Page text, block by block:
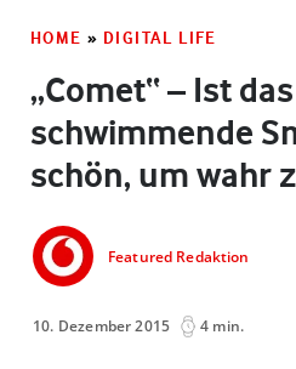
HOME » DIGITAL LIFE
„Comet“ – Ist das
schwimmende
schön, um wahr
Featured Redaktion
10. Dezember 2015 4 min.